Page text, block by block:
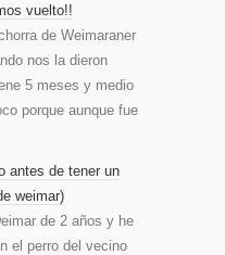
vuelto!!
de Weimaraner
nos la dieron
5 meses y medio
porque aunque fue
antes de tener un
weimar)
de 2 años y he
el perro del vecino